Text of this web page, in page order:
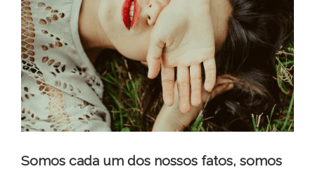
Somos cada um dos nossos fatos, somos